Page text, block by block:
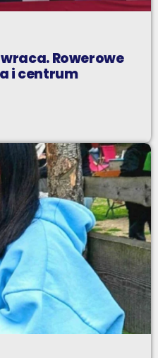
Rowerowe
i centrum